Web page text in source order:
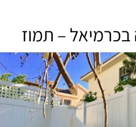
– תמוז